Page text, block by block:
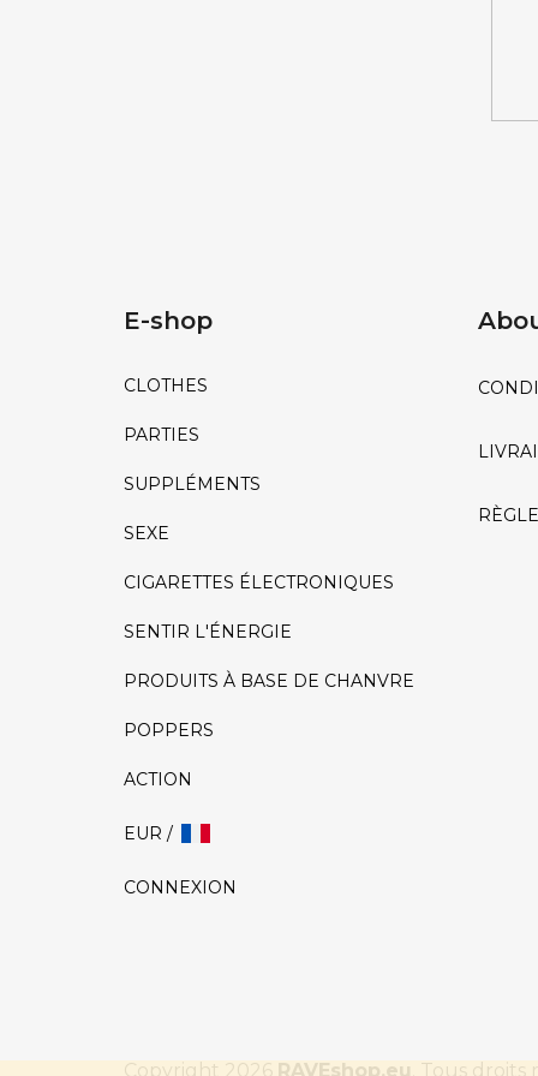
E-shop
CLOTHES
PARTIES
SUPPLÉMENTS
SEXE
CIGARETTES ÉLECTRONIQUES
SENTIR L'ÉNERGIE
PRODUITS À BASE DE CHANVRE
POPPERS
ACTION
EUR /
CONNEXION
Copyright 2026 RAVEshop.eu . Tous droits